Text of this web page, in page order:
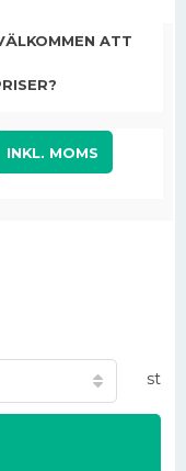
st
ATT
INKL. MOMS